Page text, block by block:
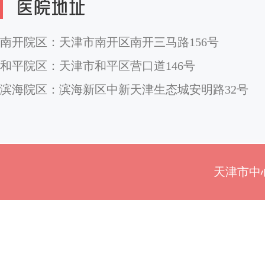
南开院区：天津市南开区南开三马路156号
和平院区：天津市和平区营口道146号
滨海院区：滨海新区中新天津生态城安明路32号
天津市中